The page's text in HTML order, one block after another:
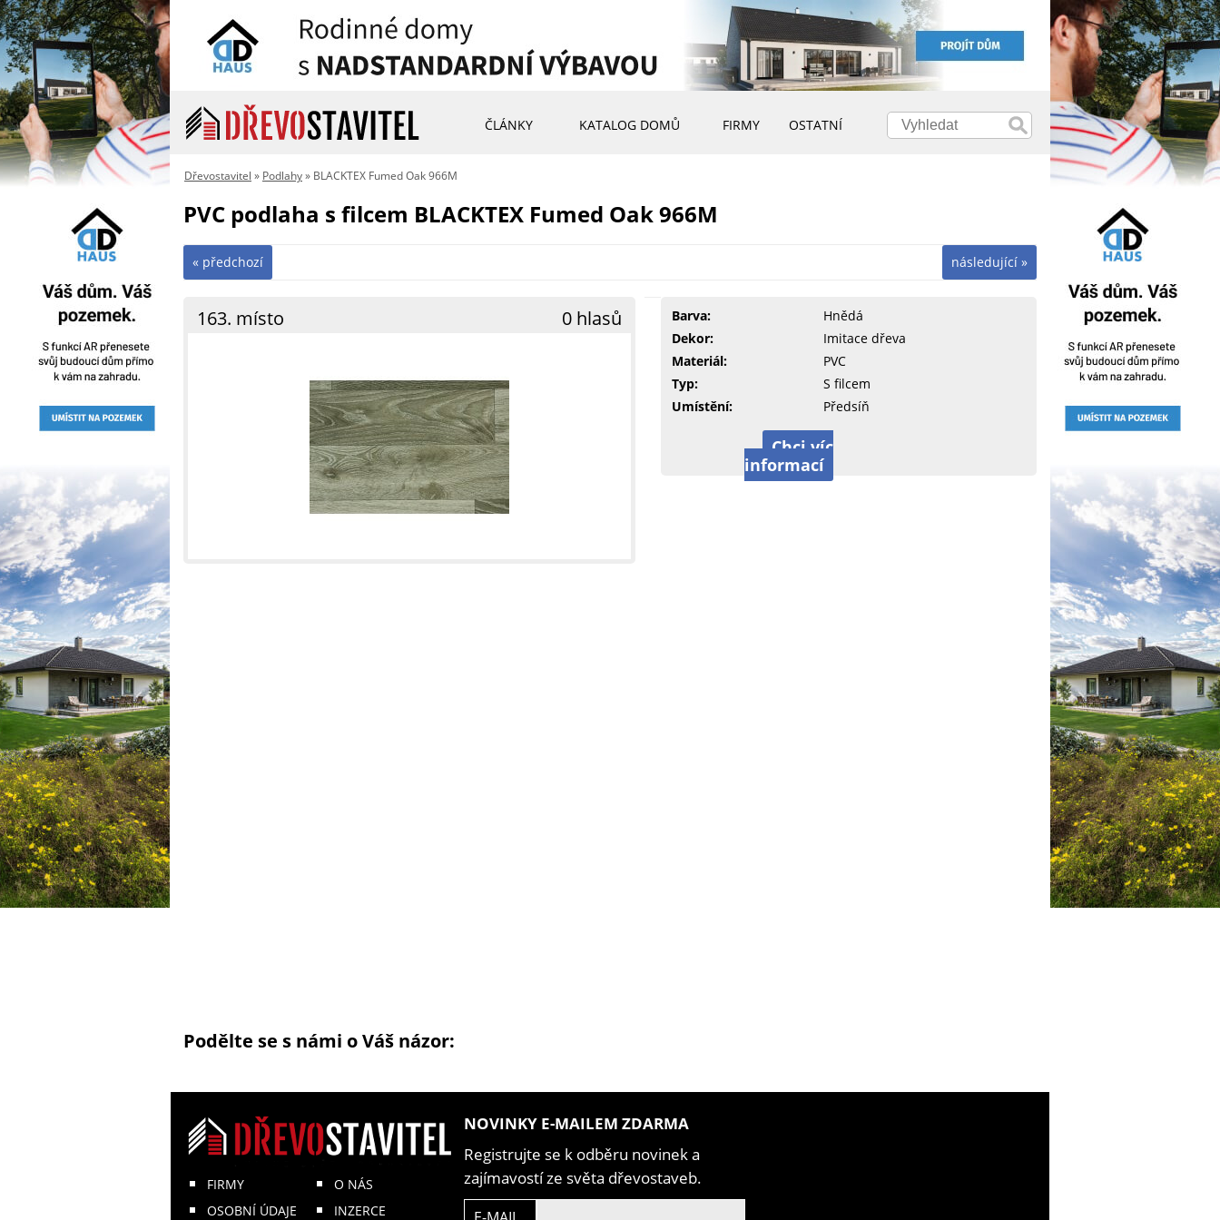
ČLÁNKY KATALOG DOMŮ FIRMY OSTATNÍ
Dřevostavitel » Podlahy» BLACKTEX Fumed Oak 966M
PVC podlaha s filcem BLACKTEX Fumed Oak 966M
následující »
« předchozí
Barva:
Hnědá
Dekor:
Imitace dřeva
Materiál:
PVC
Typ:
S filcem
Umístění:
Předsíň
Chci víc
informací
163. místo 0 hlasů
Podělte se s námi o Váš názor:
FIRMY
OSOBNÍ ÚDAJE
O NÁS
INZERCE
NOVINKY E-MAILEM ZDARMA
Registrujte se k odběru novinek a
zajímavostí ze světa dřevostaveb.